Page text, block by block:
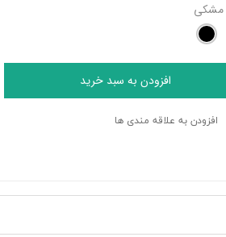
مشکی
افزودن به سبد خرید
افزودن به علاقه مندی ها